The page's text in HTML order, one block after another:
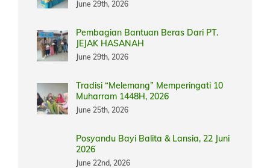
June 29th, 2026
Pembagian Bantuan Beras Dari PT.
JEJAK HASANAH
June 29th, 2026
Tradisi “Melemang” Memperingati 10
Muharram 1448H, 2026
June 25th, 2026
Posyandu Bayi Balita & Lansia, 22 Juni
2026
June 22nd, 2026